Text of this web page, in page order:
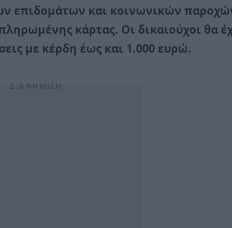
επιδομάτων και κοινωνικών
κάρτας. Οι δικαιούχοι θα
με κέρδη έως και 1.000 ευρώ.